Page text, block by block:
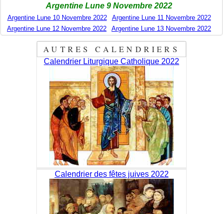
Argentine Lune 9 Novembre 2022
Argentine Lune 10 Novembre 2022
Argentine Lune 11 Novembre 2022
Argentine Lune 12 Novembre 2022
Argentine Lune 13 Novembre 2022
AUTRES CALENDRIERS
Calendrier Liturgique Catholique 2022
Calendrier des fêtes juives 2022